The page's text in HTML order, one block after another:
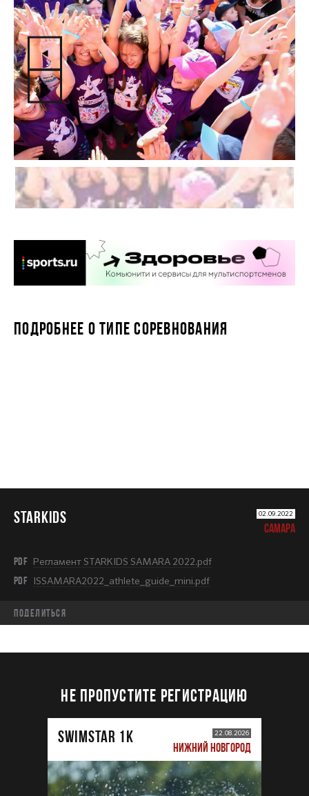
ПОДРОБНЕЕ О ТИПЕ СОРЕВНОВАНИЯ
STARKIDS 02.09.2022
САМАРА
PDF Регламент STARKIDS SAMARA 2022.pdf
PDF ISSAMARA2022_athlete_guide_mini.pdf
Поделиться
НЕ ПРОПУСТИТЕ РЕГИСТРАЦИЮ
SWIMSTAR 1K 22.08.2026
НИЖНИЙ НОВГОРОД